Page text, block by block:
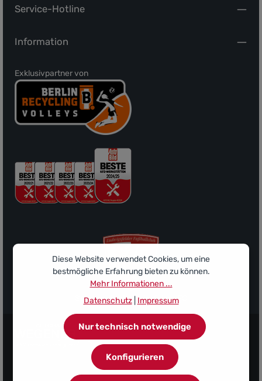
Service-Hotline
Information
Exklusivpartner von
Sponsor des Ludwigsfelder FC
Diese Website verwendet Cookies, um eine
bestmögliche Erfahrung bieten zu können.
Mehr Informationen ...
Datenschutz| Impressum
Nur technisch notwendige
Konfigurieren